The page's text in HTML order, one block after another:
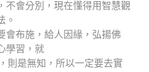
不會分別，現在懂得用智慧觀
。
會布施，給人因緣，弘揚佛
學習，就
則是無知，所以一定要去實